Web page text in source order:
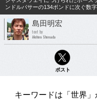
ンドルパサーの134ポンドに次ぐ数
島田明宏
text by
Akihiro Shimada
ポスト
キーワードは「世界